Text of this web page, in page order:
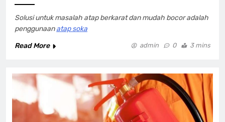
Solusi untuk masalah atap berkarat dan mudah bocor adalah
penggunaanatap soka
Read More
admin 0 3 mins